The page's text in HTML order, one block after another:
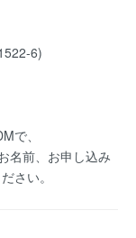
6)
で、
名前、お申し込み
さい。